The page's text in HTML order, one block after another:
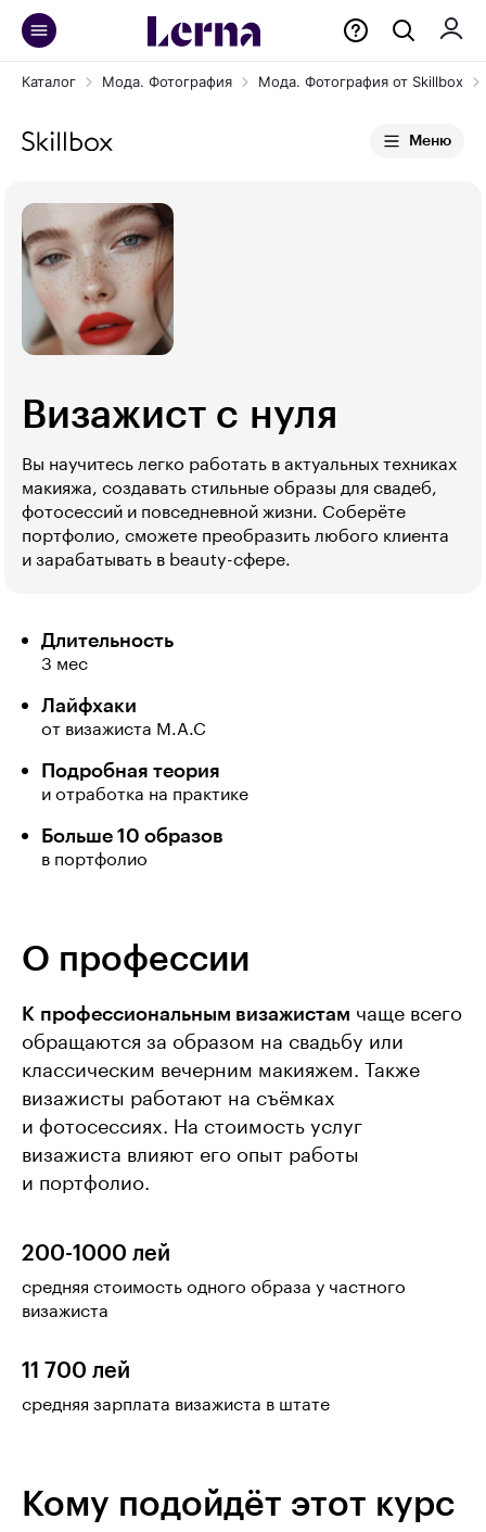
Каталог Мода. Фотография Мода. Фотография от Skillbox
Меню
Визажист с нуля
Вы научитесь легко работать в актуальных техниках
макияжа, создавать стильные образы для свадеб,
фотосессий и повседневной жизни. Соберёте
портфолио, сможете преобразить любого клиента
и зарабатывать в beauty-сфере.
Длительность
3 мес
Лайфхаки
от визажиста M.A.C
Подробная теория
и отработка на практике
Больше 10 образов
в портфолио
О профессии
К профессиональным визажистам чаще всего
обращаются за образом на свадьбу или
классическим вечерним макияжем. Также
визажисты работают на съёмках
и фотосессиях. На стоимость услуг
визажиста влияют его опыт работы
и портфолио.
200-1000 лей
средняя стоимость одного образа у частного
визажиста
11 700 лей
средняя зарплата визажиста в штате
Кому подойдёт этот курс